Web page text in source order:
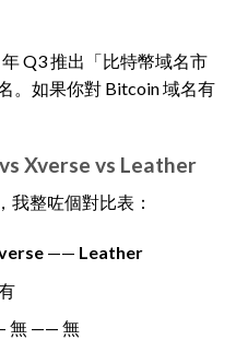
Q3 推出「比特幣域名市
。如果你對 Bitcoin 域名有
Xverse vs Leather
我整咗個對比表：
—— Leather
—— 無